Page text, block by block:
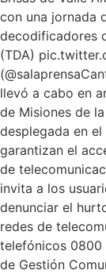
con una jornada
decodificadores
(TDA)
llevó a cabo en
de Misiones de
desplegada en
garantizan el
de
invita a los
denunciar el
redes de
telefónicos 0800
de Gestión